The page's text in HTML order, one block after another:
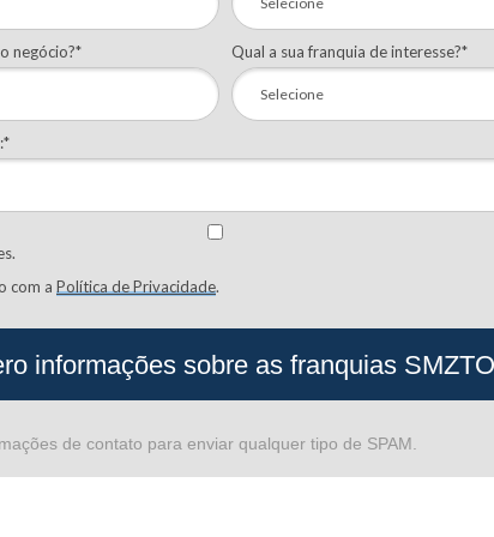
negócio?* Qual a sua franquia de interesse?*
com a Política de Privacidade.
informações sobre as franquias
de contato para enviar qualquer tipo de SPAM.